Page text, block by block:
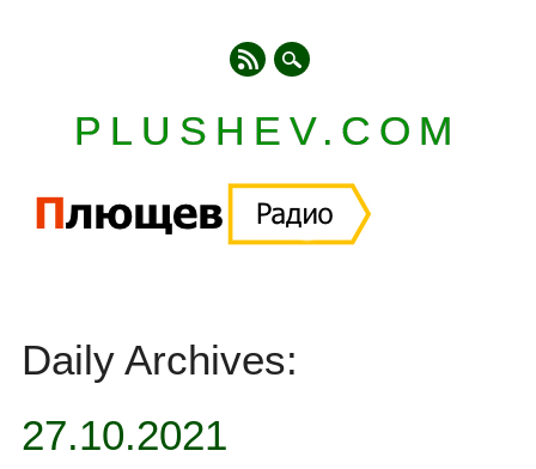
PLUSHEV.COM
content
Daily Archives:
27.10.2021